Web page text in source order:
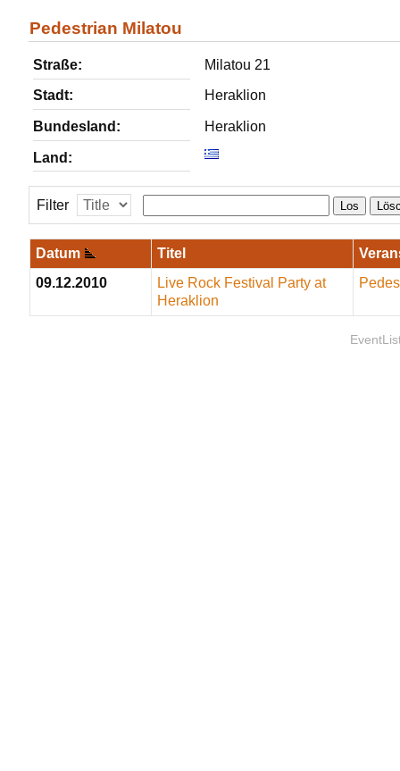
Pedestrian Milatou
Straße: Milatou 21
Stadt: Heraklion
Bundesland: Heraklion
Land:
Filter Los
Datum Titel
09.12.2010
Live Rock Festival Party at
Heraklion